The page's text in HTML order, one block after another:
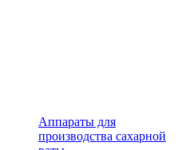
Аппараты для
производства сахарной